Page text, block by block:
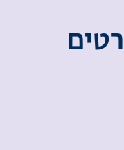
רטים